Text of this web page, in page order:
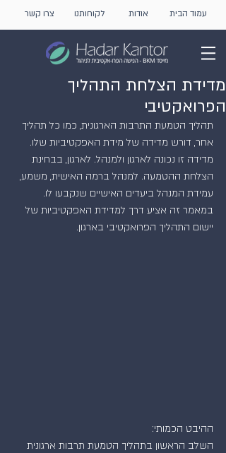
עמוד הבית אודות לקוחותנו צרו קשר
מדידת הצלחת התהליך
הפרואקטיבי
תהליך הטמעת התרבות הארגונית, כמו כל תהליך
אחר, דורש מדידה של מידת האפקטיביות שלו.
מדידה זו נכונה לארגון ולמנהל. לארגון, בבחינת
הצלחת ההטמעה. למנהל ברמה האישית, משמע,
עמידת המנהל ביעדים האישיים שנקבעו לו.
במאמר זה אציע דרך למדידת האפקטיביות של
יישום התהליך הפרואקטיבי בארגון.
ההיבט הכמותי:
השלב הראשון בתהליך הטמעת תרבות ארגונית